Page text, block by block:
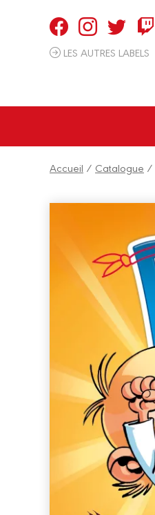
LES AUTRES LABELS
Accueil / Catalogue /